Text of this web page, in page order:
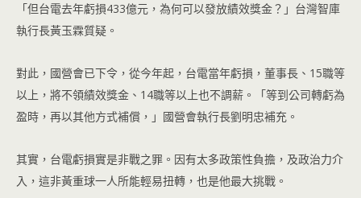
「但台電去年虧損433億元，為何可以發放績效獎金？」台灣智庫
執行長黃玉霖質疑。
對此，國營會已下令，從今年起，台電當年虧損，董事長、15職等
以上，將不領績效獎金、14職等以上也不調薪。「等到公司轉虧為
盈時，再以其他方式補償，」國營會執行長劉明忠補充。
其實，台電虧損實是非戰之罪。因有太多政策性負擔，及政治力介
入，這非黃重球一人所能輕易扭轉，也是他最大挑戰。